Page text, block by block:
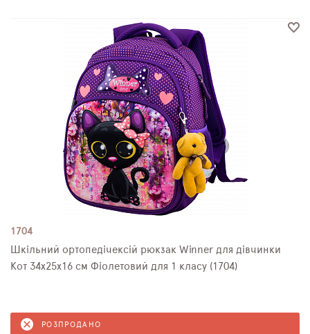
1704
Шкільний ортопедічексій рюкзак Winner для дівчинки
Кот 34х25х16 см Фіолетовий для 1 класу (1704)
РОЗПРОДАНО